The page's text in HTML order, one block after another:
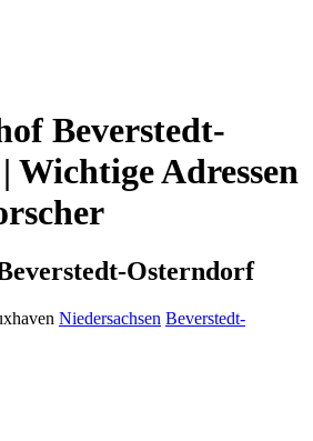
Beverstedt-
Wichtige Adressen
Osterndorf
Niedersachsen Beverstedt-